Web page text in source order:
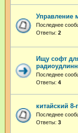
Управление
Последнее
Ответы: 2
Ищу софт
Последнее
Ответы: 4
китайский
Последнее
Ответы: 3